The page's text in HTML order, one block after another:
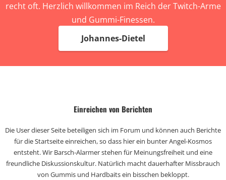
recht oft. Herzlich willkommen im Reich der Twitch-Arme
und Gummi-Finessen.
Johannes-Dietel
Einreichen von Berichten
Die User dieser Seite beteiligen sich im Forum und können auch Berichte
für die Startseite einreichen, so dass hier ein bunter Angel-Kosmos
entsteht. Wir Barsch-Alarmer stehen für Meinungsfreiheit und eine
freundliche Diskussionskultur. Natürlich macht dauerhafter Missbrauch
von Gummis und Hardbaits ein bisschen bekloppt.